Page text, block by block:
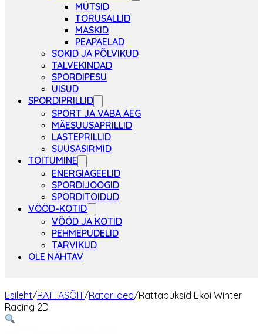
MÜTSID
TORUSALLID
MASKID
PEAPAELAD
SOKID JA PÕLVIKUD
TALVEKINDAD
SPORDIPESU
UISUD
SPORDIPRILLID
SPORT JA VABA AEG
MÄESUUSAPRILLID
LASTEPRILLID
SUUSASIRMID
TOITUMINE
ENERGIAGEELID
SPORDIJOOGID
SPORDITOIDUD
VÖÖD-KOTID
VÖÖD JA KOTID
PEHMEPUDELID
TARVIKUD
OLE NÄHTAV
Esileht/RATTASÕIT/Ratariided/Rattapüksid Ekoi Winter
Racing 2D